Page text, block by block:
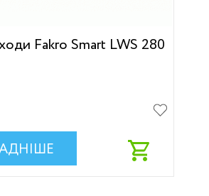
Fakro Smart LWS 280